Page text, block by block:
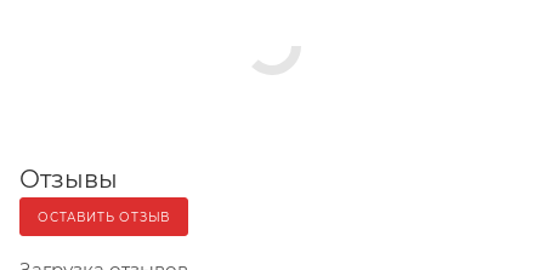
Отзывы
ОСТАВИТЬ ОТЗЫВ